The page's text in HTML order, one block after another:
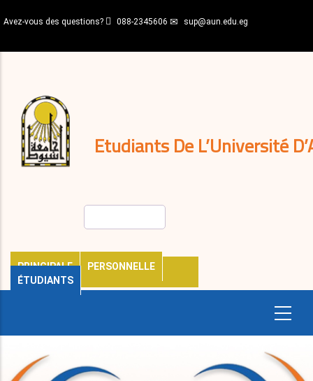
au
principal
Avez-vous des questions? 088-2345606 sup@aun.edu.eg
Etudiants De L’Université
PRINCIPALE
PERSONNELLE
ÉTUDIANTS
décisions
Expatriés
Journal